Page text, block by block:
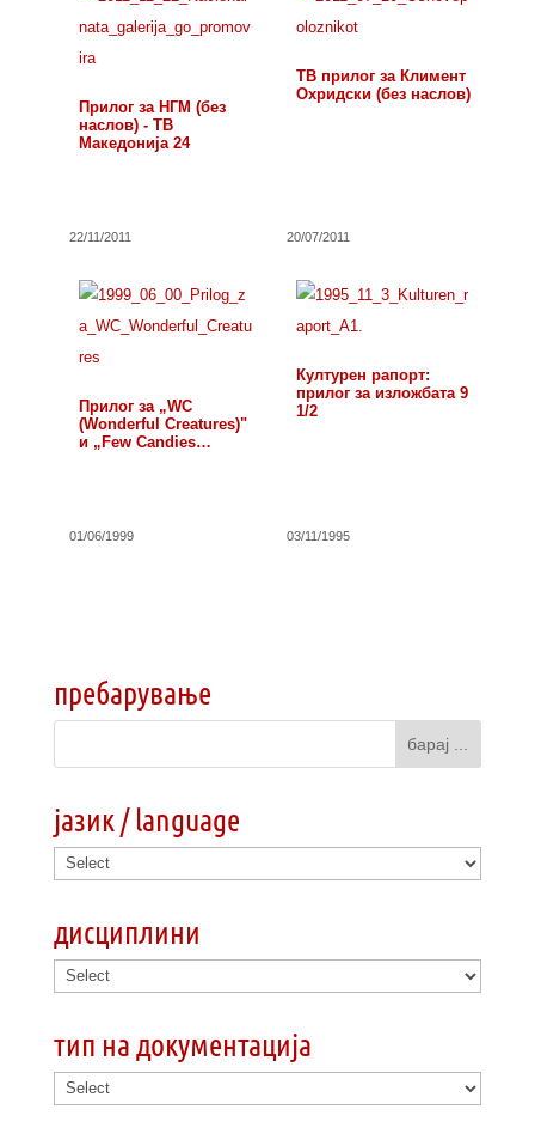
Прилог за НГМ (без
наслов) - ТВ
Македонија 24
22/11/2011
ТВ прилог за Климент
Охридски (без наслов)
20/07/2011
Прилог за „WC
(Wonderful Creatures)"
и „Few Candies…
01/06/1999
Културен рапорт:
прилог за изложбата 9
1/2
03/11/1995
пребарување
јазик / language
дисциплини
тип на документација